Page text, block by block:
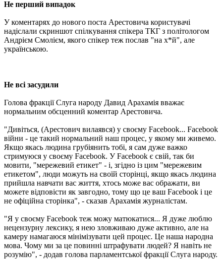
Не перший випадок
У коментарях до нового поста Арестовича користувачі
надіслали скриншот спілкування спікера ТКГ з політологом
Андрієм Смолієм, якого спікер теж послав "на х*й", але
українською.
Не всі засудили
Голова фракції Слуга народу Давид Арахамія вважає
нормальним обсценний коментар Арестовича.
"Дивіться, (Арестович вилаявся) у своєму Facebook... Facebook
війни - це такий нормальний наш процес, у якому ми живемо.
Якщо якась людина грубіянить тобі, я сам дуже важко
стримуюся у своєму Facebook. У Facebook є свій, так би
мовити, "мережевий етикет" - і, згідно із цим "мережевим
етикетом", люди можуть на своїй сторінці, якщо якась людина
прийшла навчати вас життя, хтось може вас ображати, ви
можете відповісти як завгодно, тому що це ваш Facebook і це
не офіційна сторінка", - сказав Арахамія журналістам.
"Я у своєму Facebook теж можу матюкатися... Я дуже люблю
нецензурну лексику, я нею зловживаю дуже активно, але на
камеру намагаюся мінімізувати цей процес. Це наша народна
мова. Чому ми за це повинні штрафувати людей? Я навіть не
розумію", - додав голова парламентської фракції Слуга народу.